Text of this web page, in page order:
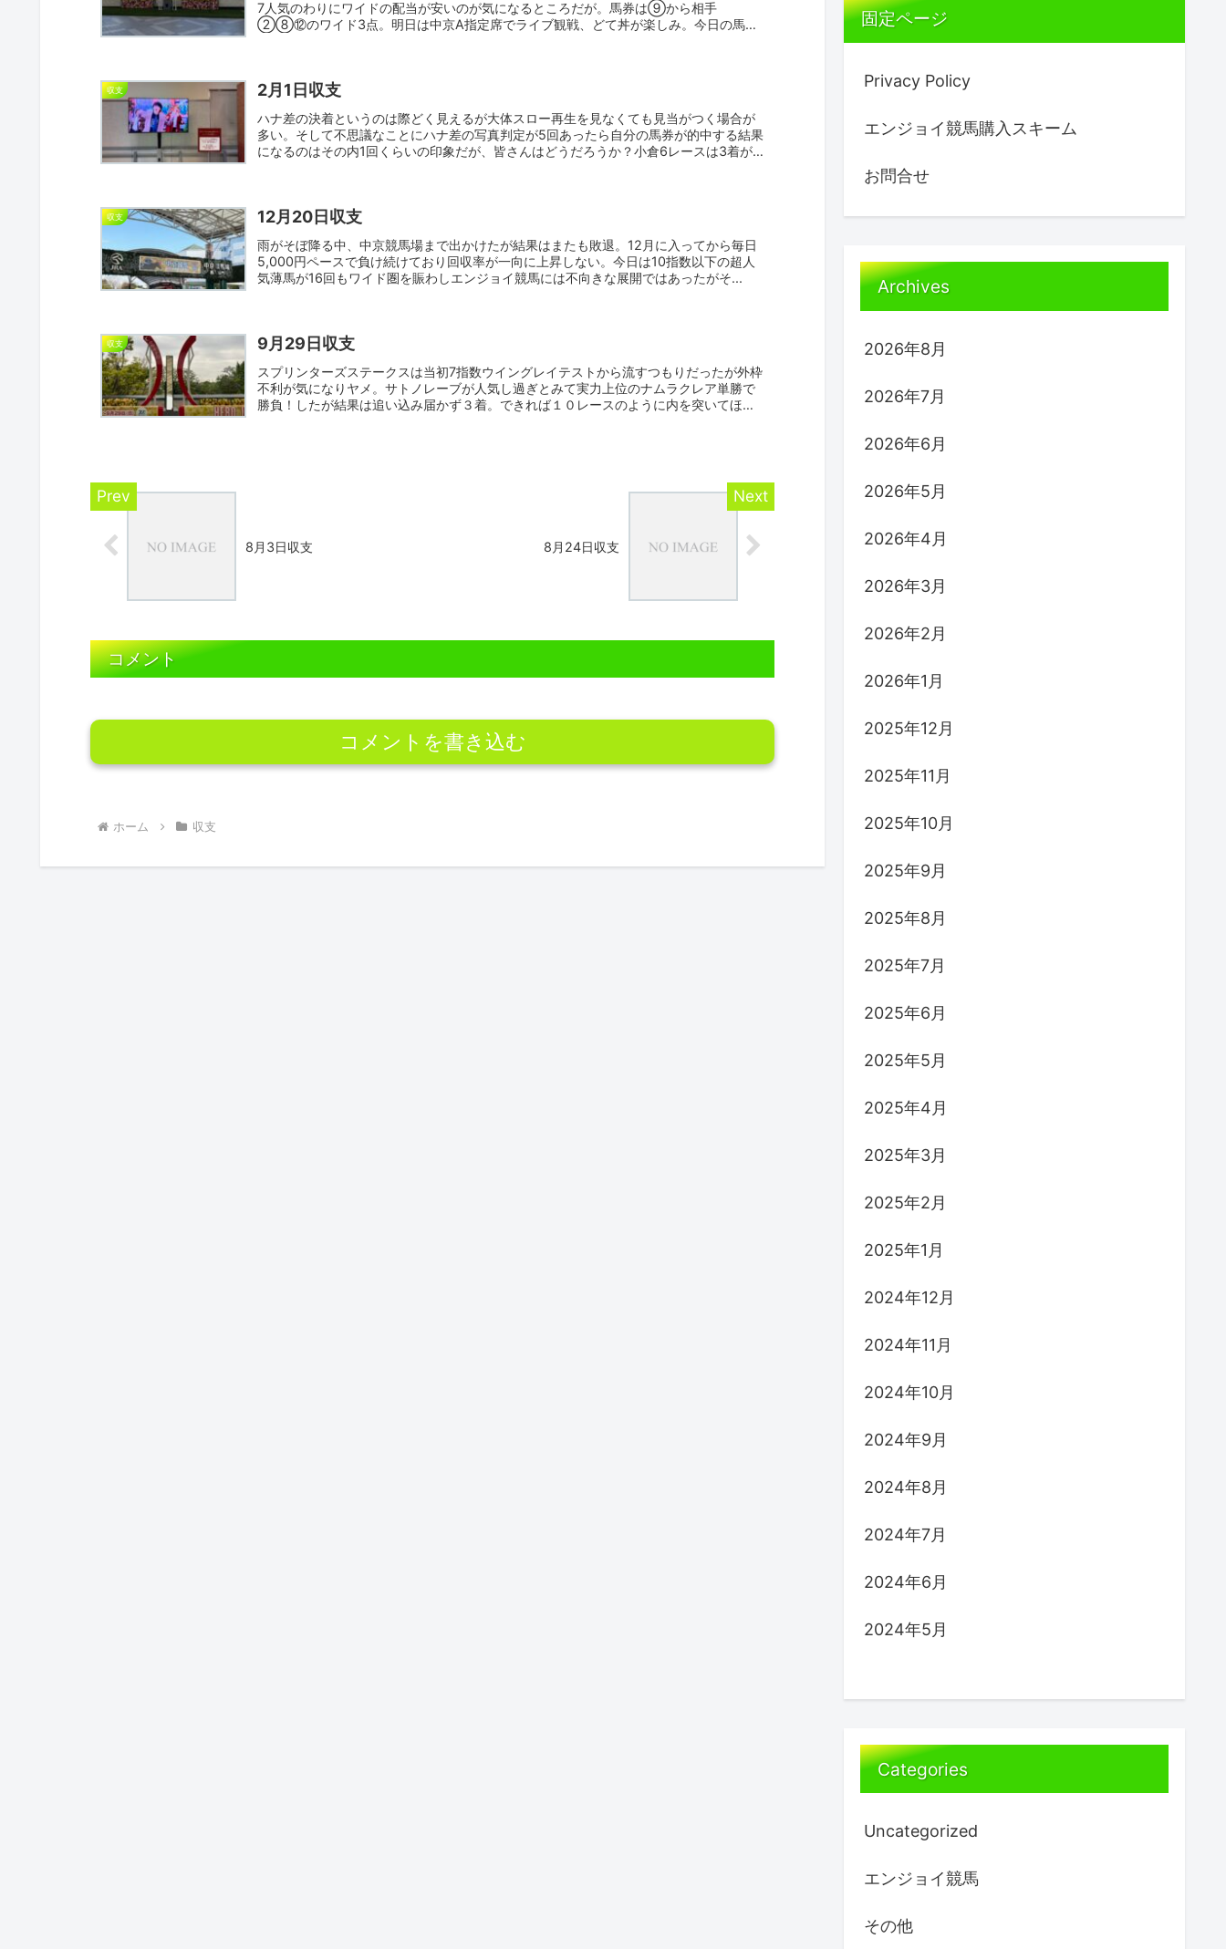
7人気のわりにワイドの配当が安いのが気になるところだが。馬券は⑨から相手
②⑧⑫のワイド3点。明日は中京A指定席でライブ観戦、どて丼が楽しみ。今日の馬券
収支 2月1日収支
ハナ差の決着というのは際どく見えるが大体スロー再生を見なくても見当がつく場合が
多い。そして不思議なことにハナ差の写真判定が5回あったら自分の馬券が的中する結果
になるのはその内1回くらいの印象だが、皆さんはどうだろうか？小倉6レースは3着が
収支 12月20日収支
雨がそぼ降る中、中京競馬場まで出かけたが結果はまたも敗退。12月に入ってから毎日
5,000円ペースで負け続けており回収率が一向に上昇しない。今日は10指数以下の超人
気薄馬が16回もワイド圏を賑わしエンジョイ競馬には不向きな展開ではあったがそ...
収支 9月29日収支
スプリンターズステークスは当初7指数ウイングレイテストから流すつもりだったが外枠
不利が気になりヤメ。サトノレーブが人気し過ぎとみて実力上位のナムラクレア単勝で
勝負！したが結果は追い込み届かず３着。できれば１０レースのように内を突いてほし
8月3日収支 8月24日収支
コメント
コメントを書き込む
ホーム 収支
固定ページ
Privacy Policy
エンジョイ競馬購入スキーム
お問合せ
Archives
2026年8月
2026年7月
2026年6月
2026年5月
2026年4月
2026年3月
2026年2月
2026年1月
2025年12月
2025年11月
2025年10月
2025年9月
2025年8月
2025年7月
2025年6月
2025年5月
2025年4月
2025年3月
2025年2月
2025年1月
2024年12月
2024年11月
2024年10月
2024年9月
2024年8月
2024年7月
2024年6月
2024年5月
Categories
Uncategorized
エンジョイ競馬
その他